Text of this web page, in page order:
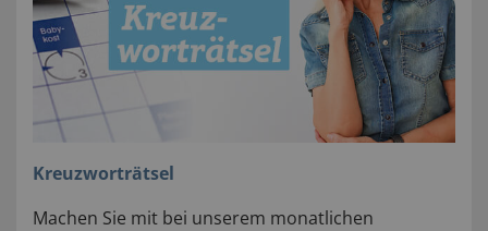
Kreuzworträtsel
Machen Sie mit bei unserem monatlichen